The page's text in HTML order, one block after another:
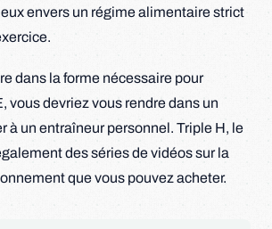
envers un régime alimentaire strict
dans la forme nécessaire pour
vous devriez vous rendre dans un
à un entraîneur personnel. Triple H, le
des séries de vidéos sur la
que vous pouvez acheter.